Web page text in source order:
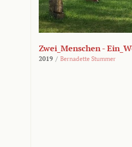
Zwei_Menschen -
2019 / Bernadette Stummer